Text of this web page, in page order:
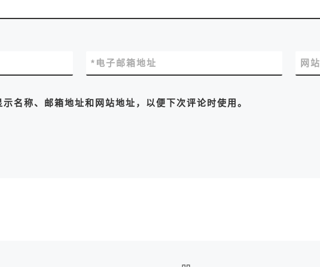
电子邮箱地址
* 网
名称、邮箱地址和网站地址，以便下次评论时使用。